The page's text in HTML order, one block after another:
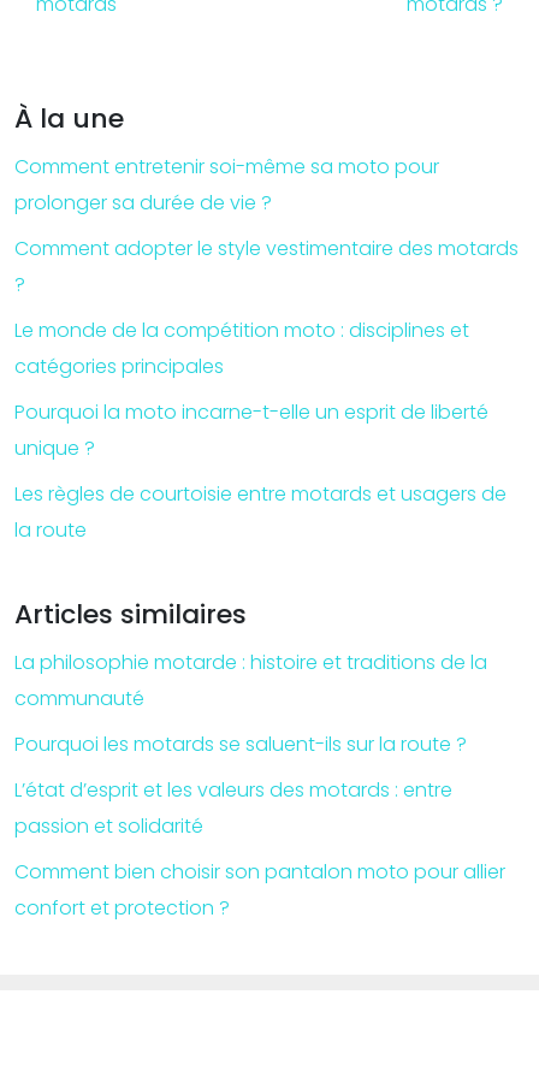
À la une
Comment entretenir soi-même sa moto pour
prolonger sa durée de vie ?
Comment adopter le style vestimentaire des motards
?
Le monde de la compétition moto : disciplines et
catégories principales
Pourquoi la moto incarne-t-elle un esprit de liberté
unique ?
Les règles de courtoisie entre motards et usagers de
la route
Articles similaires
La philosophie motarde : histoire et traditions de la
communauté
Pourquoi les motards se saluent-ils sur la route ?
L’état d’esprit et les valeurs des motards : entre
passion et solidarité
Comment bien choisir son pantalon moto pour allier
confort et protection ?